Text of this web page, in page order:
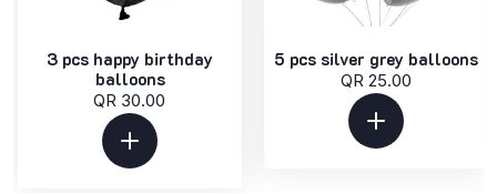
3 pcs happy birthday
balloons
QR 30.00
5 pcs silver grey balloons
QR 25.00